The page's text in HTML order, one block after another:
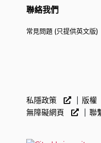
聯絡我們
常見問題 (只提供英文版)
私隱政策 版權
無障礙網頁
聯